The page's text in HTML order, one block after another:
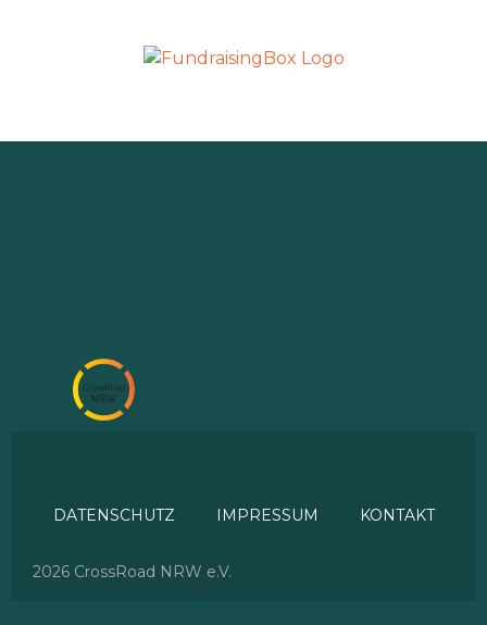
DATENSCHUTZ IMPRESSUM KONTAKT
2026 CrossRoad NRW e.V.